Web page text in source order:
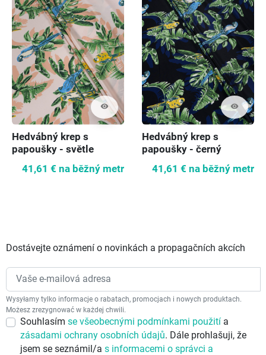
visibility
Hedvábný krep s
papoušky - světle
41,61 € na běžný metr
visibility
Hedvábný krep s
papoušky - černý
41,61 € na běžný metr
Dostávejte oznámení o novinkách a propagačních akcích
Wysyłamy tylko informacje o rabatach, promocjach i nowych produktach.
Możesz zrezygnować w każdej chwili.
Souhlasím se všeobecnými podmínkami použití a
zásadami ochrany osobních údajů. Dále prohlašuji, že
jsem se seznámil/a s informacemi o správci a